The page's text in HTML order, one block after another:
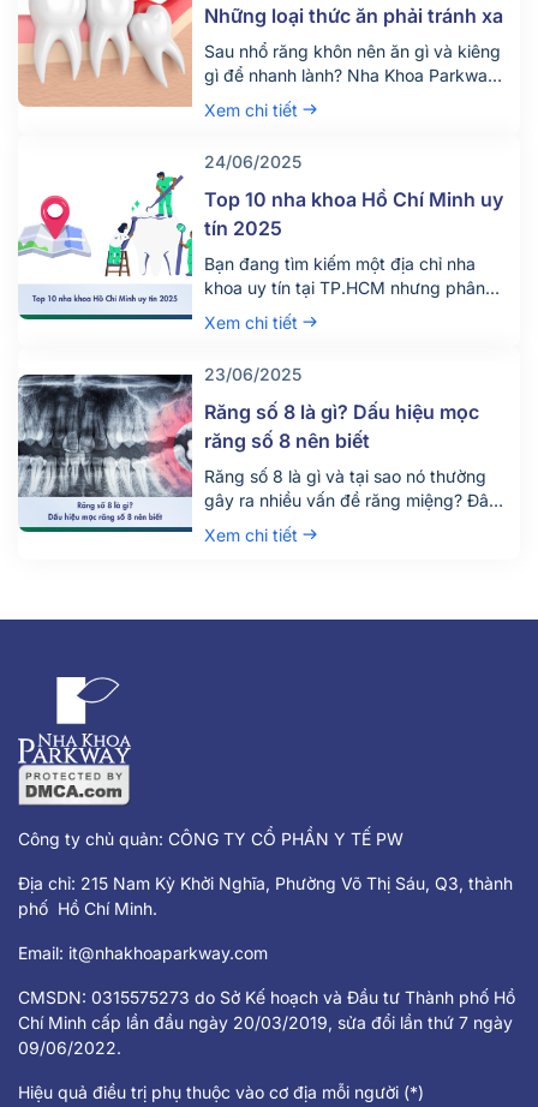
Những loại thức ăn phải tránh xa
Sau nhổ răng khôn nên ăn gì và kiêng
gì để nhanh lành? Nha Khoa Parkway
chia sẻ chế độ ăn uống khoa học giúp
giảm đau, tránh biến chứng. Tìm hiểu
Xem chi tiết
24/06/2025
Top 10 nha khoa Hồ Chí Minh uy
tín 2025
Bạn đang tìm kiếm một địa chỉ nha
khoa uy tín tại TP.HCM nhưng phân
vân giữa hàng trăm phòng khám lớn
nhỏ? Việc lựa chọn đúng nha khoa
còn đảm bảo an toàn, tiết kiệm thời
gian và chi phí. Đừng chỉ dựa vào vị trí
[…]
Xem chi tiết
23/06/2025
Răng số 8 là gì? Dấu hiệu mọc
răng số 8 nên biết
Răng số 8 là gì và tại sao nó thường
gây ra nhiều vấn đề răng miệng? Đây
là câu hỏi được rất nhiều người quan
tâm, đặc biệt là những ai đang bước
mọc cuối cùng trên cung hàm và
Xem chi tiết
Công ty chủ quản: CÔNG TY CỔ PHẦN Y TẾ PW
Địa chỉ: 215 Nam Kỳ Khởi Nghĩa, Phường Võ Thị Sáu, Q3, thành
phố Hồ Chí Minh.
Email: it@nhakhoaparkway.com
CMSDN: 0315575273 do Sở Kế hoạch và Đầu tư Thành phố Hồ
Chí Minh cấp lần đầu ngày 20/03/2019, sửa đổi lần thứ 7 ngày
09/06/2022.
Hiệu quả điều trị phụ thuộc vào cơ địa mỗi người (*)